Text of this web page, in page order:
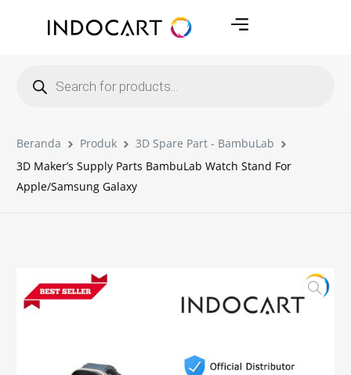
Beranda Produk
3D Spare Part - BambuLab
3D Maker’s Supply Parts BambuLab Watch Stand For
Apple/Samsung Galaxy